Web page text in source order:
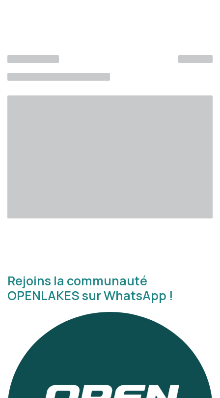
Rejoins la communauté
OPENLAKES sur WhatsApp !